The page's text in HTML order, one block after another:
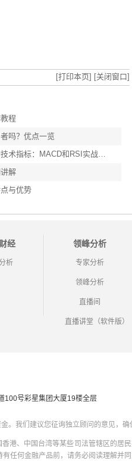
[打印本页] [关闭窗口]
程
吗？优点一览
MT4交易平台中的技术指标：MACD和RSI实战应用
解
与优势
经
析
领峰分析
专家分析
领峰分析
直播间
直播讲堂（软件版）
100号彩星集团大厦19楼全层
我们建议您征询独立顾问的意见，确
港、中国台湾等某些司法管辖区的居
任何金融产品前，请务必阅读理解并